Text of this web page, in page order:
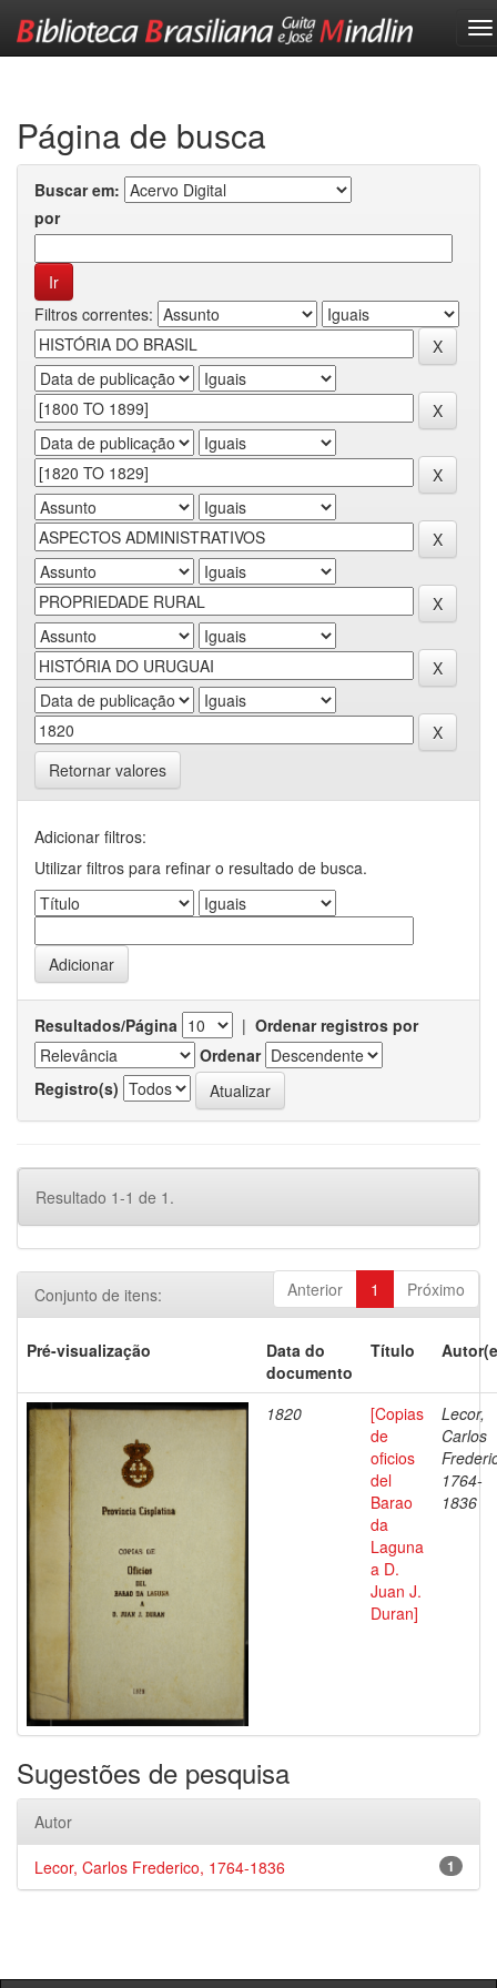
Página de busca
Buscar em:
por
Filtros correntes:
Retornar valores
Adicionar filtros:
Utilizar filtros para refinar o resultado de busca.
Resultados/Página | Ordenar registros por
Ordenar
Registro(s)
Resultado 1-1 de 1.
Anterior 1 Próximo
Conjunto de itens:
Pré-visualização
Data do
documento
Título
1820
[Copias
de
oficios
del
Barao
da
Laguna
a D.
Juan J.
Duran]
Lecor,
Carlos
1764-
1836
Sugestões de pesquisa
Autor
1
Lecor, Carlos Frederico, 1764-1836